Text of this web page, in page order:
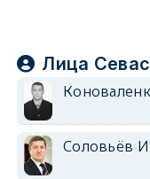
Лица
Соловьёв